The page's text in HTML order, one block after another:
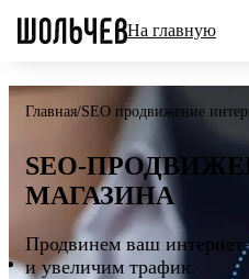
На главную
Главная/SEO продвижение
SEO-
МАГАЗИНА
Продвинем ваш
и увеличим трафик.